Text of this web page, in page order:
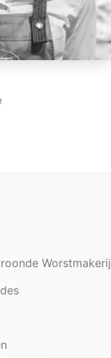
Worstmakerij